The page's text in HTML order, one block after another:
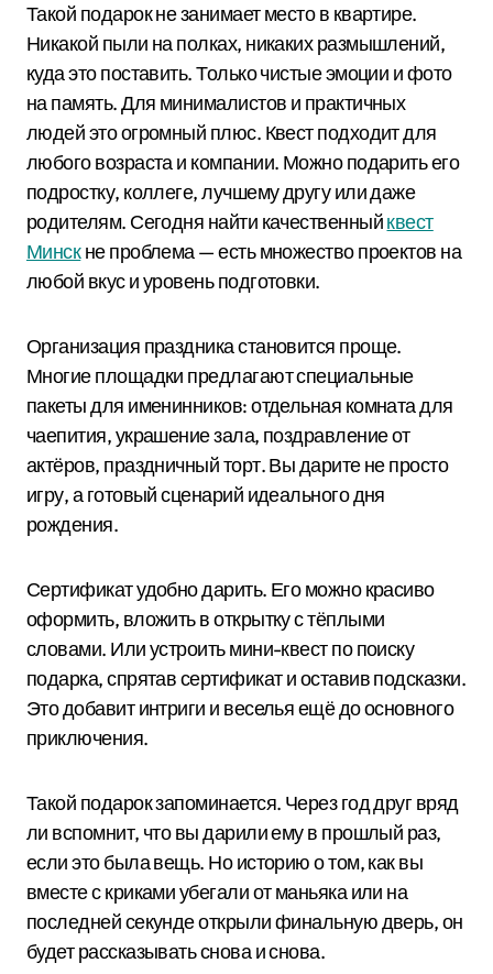
Такой подарок не занимает место в квартире.
Никакой пыли на полках, никаких размышлений,
куда это поставить. Только чистые эмоции и фото
на память. Для минималистов и практичных
людей это огромный плюс. Квест подходит для
любого возраста и компании. Можно подарить его
подростку, коллеге, лучшему другу или даже
родителям. Сегодня найти качественныйквест
Минскне проблема — есть множество проектов на
любой вкус и уровень подготовки.
Организация праздника становится проще.
Многие площадки предлагают специальные
пакеты для именинников: отдельная комната для
чаепития, украшение зала, поздравление от
актёров, праздничный торт. Вы дарите не просто
игру, а готовый сценарий идеального дня
рождения.
Сертификат удобно дарить. Его можно красиво
оформить, вложить в открытку с тёплыми
словами. Или устроить мини-квест по поиску
подарка, спрятав сертификат и оставив подсказки.
Это добавит интриги и веселья ещё до основного
приключения.
Такой подарок запоминается. Через год друг вряд
ли вспомнит, что вы дарили ему в прошлый раз,
если это была вещь. Но историю о том, как вы
вместе с криками убегали от маньяка или на
последней секунде открыли финальную дверь, он
будет рассказывать снова и снова.